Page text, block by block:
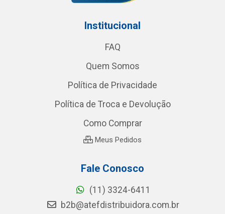
Institucional
FAQ
Quem Somos
Política de Privacidade
Política de Troca e Devolução
Como Comprar
Meus Pedidos
Fale Conosco
(11) 3324-6411
b2b@atefdistribuidora.com.br